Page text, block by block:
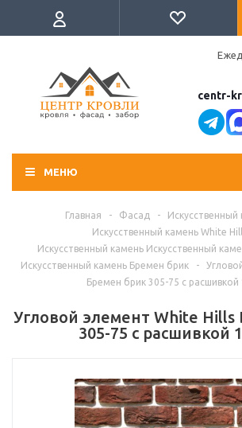
centr-
МЕНЮ
Главная - Фасад - Искусственный
Искусственный камень White
Искусственный камень Искусственный
Искусственный камень Бремен брик
-
Бремен брик 305-75 с расшивкой
Угловой элемент White
305-75 с расшивкой